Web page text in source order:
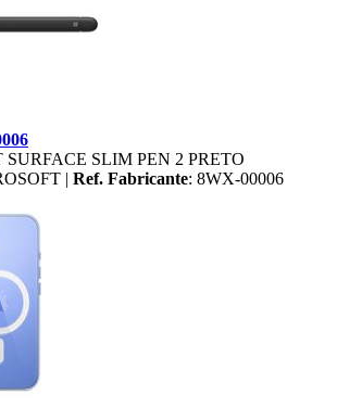
SURFACE SLIM PEN 2 PRETO
| Ref. Fabricante: 8WX-00006